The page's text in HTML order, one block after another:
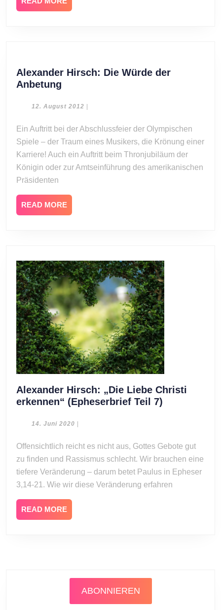
MORE
Alexander Hirsch: Die Würde der
Anbetung
Die
der
Anbetung
12. August 2012 12.
|
Ein Auftritt bei der Abschlussfeier der Olympischen
Spiele – der Traum eines Musikers, die Krönung einer
Karriere! Auch ein Auftritt beim Thronjubiläum der
Königin oder zur Amtseinführung des amerikanischen
Präsidenten
READ MORE
MORE
Alexander Hirsch: „Die Liebe Christi
erkennen“ (Epheserbrief Teil 7)
Christi
erkennen“
Teil
14. Juni 2020 14.
|
Offensichtlich reicht es nicht aus, Gottes Gebote gut
zu finden und Rassismus schlecht. Wir brauchen eine
tiefere Veränderung – darum betet Paulus in Epheser
3,14-21. Wie wir diese Veränderung erfahren
READ MORE
MORE
ABONNIEREN